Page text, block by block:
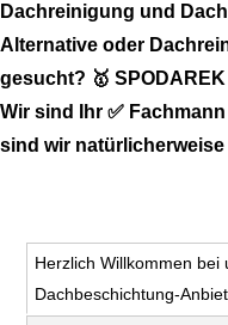
Dachreinigung und
Alternative oder
gesucht? 🥇
Wir sind Ihr ✅
sind wir natürlicherweise
Herzlich Willkommen bei
Dachbeschichtung-